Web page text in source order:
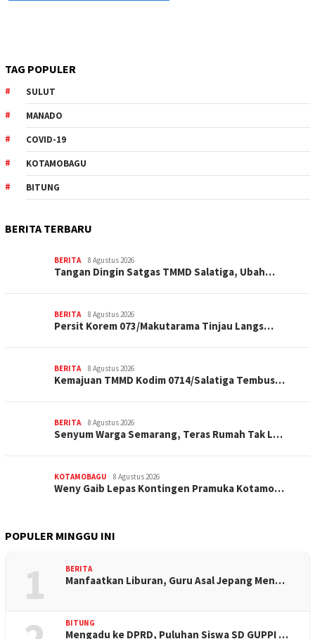
TAG POPULER
SULUT
MANADO
COVID-19
KOTAMOBAGU
BITUNG
BERITA TERBARU
BERITA 8 Agustus 2026
Tangan Dingin Satgas TMMD Salatiga, Ubah…
BERITA 8 Agustus 2026
Persit Korem 073/Makutarama Tinjau Langs…
BERITA 8 Agustus 2026
Kemajuan TMMD Kodim 0714/Salatiga Tembus…
BERITA 8 Agustus 2026
Senyum Warga Semarang, Teras Rumah Tak L…
KOTAMOBAGU 8 Agustus 2026
Weny Gaib Lepas Kontingen Pramuka Kotamo…
POPULER MINGGU INI
1 BERITA
Manfaatkan Liburan, Guru Asal Jepang Men…
BITUNG
Mengadu ke DPRD, Puluhan Siswa SD GUPPI …